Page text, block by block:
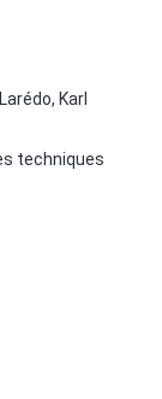
, Karl
techniques